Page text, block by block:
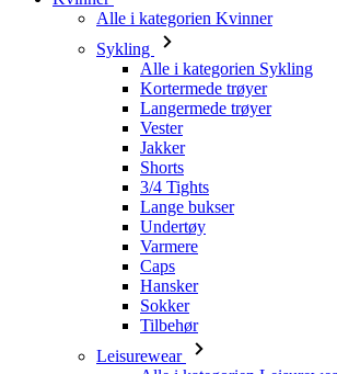
Langermede trøyer
Vester
Jakker
Shorts
3/4 Tights
Lange bukser
Undertøy
Varmere
Caps
Hansker
Sokker
Tilbehør
Leisurewear
Alle i kategorien Leisurewear
T-skjorter
Gensere